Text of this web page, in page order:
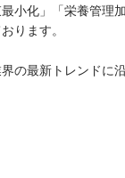
小化」「栄養管理
ります。
の最新トレンドに